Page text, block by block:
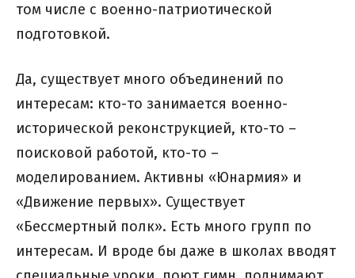
том числе с военно-патриотической
подготовкой.
Да, существует много объединений по
интересам: кто-то занимается военно-
исторической реконструкцией, кто-то –
поисковой работой, кто-то –
моделированием. Активны «Юнармия» и
«Движение первых». Существует
«Бессмертный полк». Есть много групп по
интересам. И вроде бы даже в школах вводят